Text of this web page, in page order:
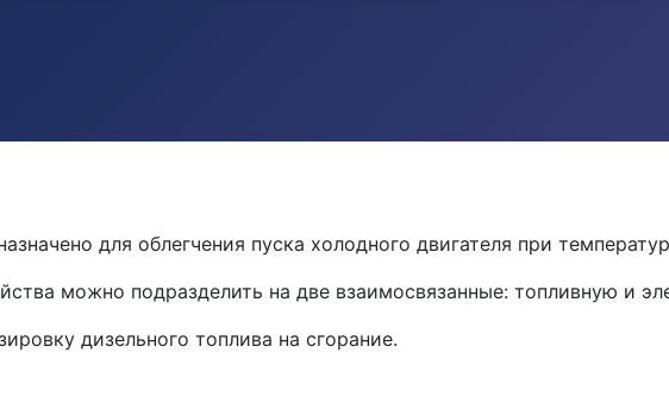
для облегчения пуска холодного двигателя при
можно подразделить на две взаимосвязанные: топливную и
дизельного топлива на сгорание.